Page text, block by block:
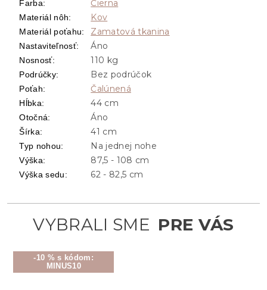
-10 % s kódom:
MINUS10
Farba: Čierna
Materiál nôh: Kov
Materiál poťahu: Zamatová tkanina
Nastaviteľnosť: Áno
Nosnosť: 110 kg
Podrúčky: Bez podrúčok
Poťah: Čalúnená
Hĺbka: 44 cm
Otočná: Áno
Šírka: 41 cm
Typ nohou: Na jednej nohe
Výška: 87,5 - 108 cm
Výška sedu: 62 - 82,5 cm